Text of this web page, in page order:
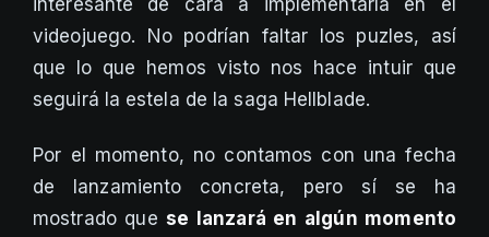
videojuego. No podrían faltar los puzles, así
que lo que hemos visto nos hace intuir que
seguirá la estela de la saga Hellblade.
Por el momento, no contamos con una fecha
de lanzamiento concreta, pero sí se ha
mostrado quese lanzará en algún momento